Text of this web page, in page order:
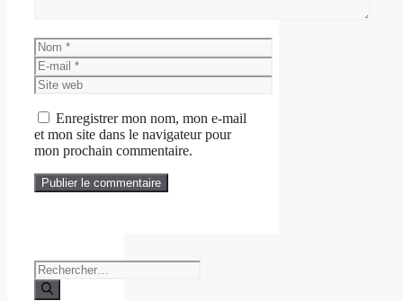
Nom
E-
mail
Site
web
Enregistrer mon nom, mon e-mail
et mon site dans le navigateur pour
mon prochain commentaire.
Rechercher :